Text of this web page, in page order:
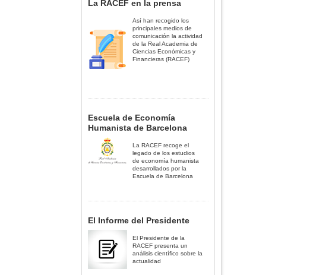
La RACEF en la prensa
Así han recogido los
principales medios de
comunicación la actividad
de la Real Academia de
Ciencias Económicas y
Financieras (RACEF)
Escuela de Economía
Humanista de Barcelona
La RACEF recoge el
legado de los estudios
de economía humanista
desarrollados por la
Escuela de Barcelona
El Informe del Presidente
El Presidente de la
RACEF presenta un
análisis científico sobre la
actualidad